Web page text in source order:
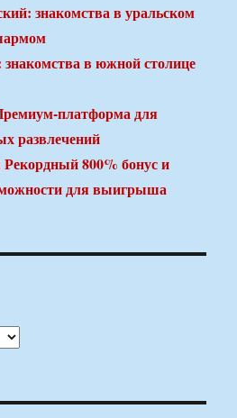
знакомства в уральском
в южной столице
платформа для
развлечений
800% бонус и
для выигрыша